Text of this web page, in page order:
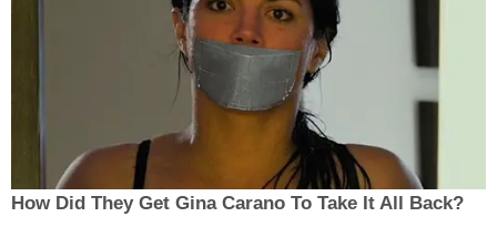
How Did They Get Gina Carano To Take It All Back?